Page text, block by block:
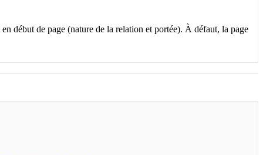
début de page (nature de la relation et portée). À défaut, la page